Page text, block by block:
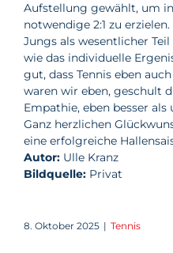
Aufstellung gewählt, um
notwendige 2:1 zu
Jungs als wesentlicher Teil
wie das individuelle
gut, dass Tennis eben
waren wir eben, geschult
Empathie, eben besser als
Ganz herzlichen
eine erfolgreiche
Autor: Ulle Kranz
Bildquelle: Privat
8. Oktober 2025 | Tennis